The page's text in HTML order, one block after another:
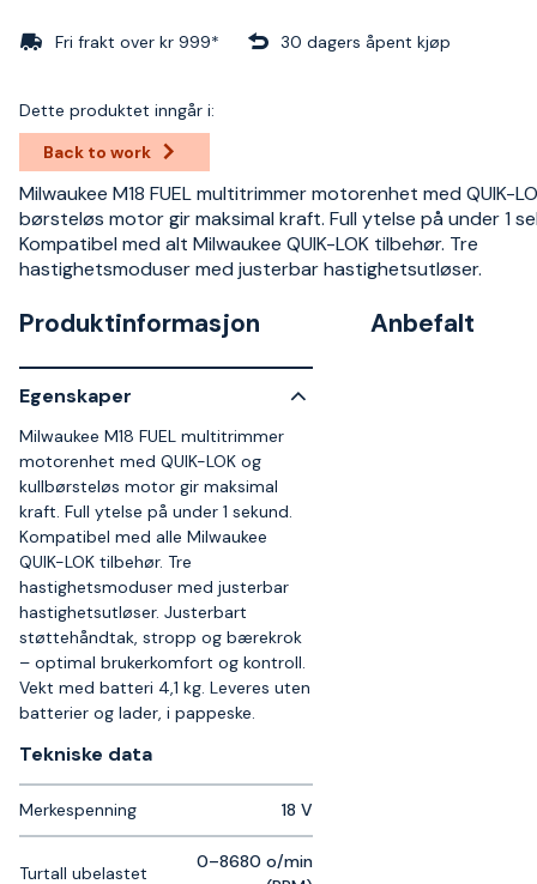
Fri frakt over kr 999* 30 dagers åpent kjøp
Dette produktet inngår i:
Back to work
Milwaukee M18 FUEL multitrimmer motorenhet med QUIK-
børsteløs motor gir maksimal kraft. Full ytelse på under 1
Kompatibel med alt Milwaukee QUIK-LOK tilbehør. Tre
hastighetsmoduser med justerbar hastighetsutløser.
Produktinformasjon
Egenskaper
Milwaukee M18 FUEL multitrimmer
motorenhet med QUIK-LOK og
kullbørsteløs motor gir maksimal
kraft. Full ytelse på under 1 sekund.
Kompatibel med alle Milwaukee
QUIK-LOK tilbehør. Tre
hastighetsmoduser med justerbar
hastighetsutløser. Justerbart
støttehåndtak, stropp og bærekrok
– optimal brukerkomfort og kontroll.
Vekt med batteri 4,1 kg. Leveres uten
batterier og lader, i pappeske.
Tekniske data​
Merkespenning 18 V
Turtall ubelastet
0–8680 o/min
Anbefalt